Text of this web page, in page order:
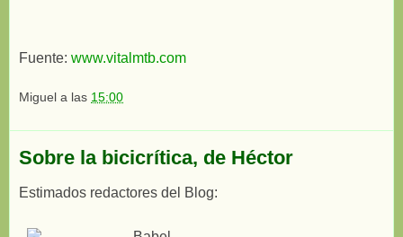
Fuente: www.vitalmtb.com
Miguel a las 15:00
Sobre la bicicrítica, de Héctor
Estimados redactores del Blog: